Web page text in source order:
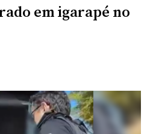
em igarapé no